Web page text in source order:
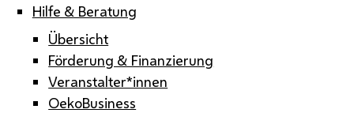
Hilfe & Beratung
Übersicht
Förderung & Finanzierung
Veranstalter*innen
OekoBusiness